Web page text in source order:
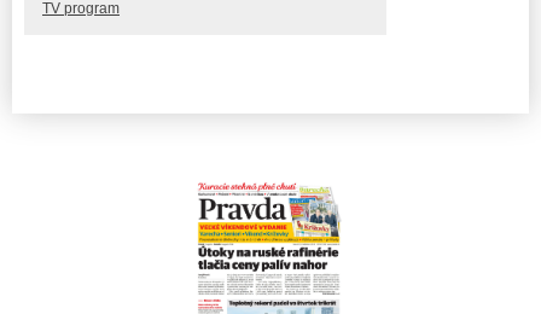
TV program